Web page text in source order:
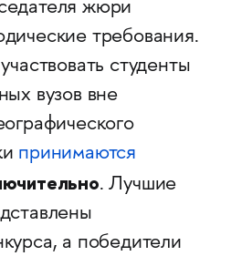
жюри
требования.
студенты
вузов вне
принимаются
. Лучшие
а победители